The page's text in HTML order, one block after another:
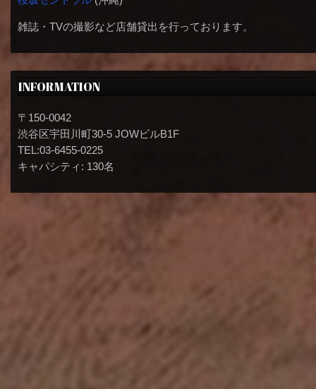
雑誌・TVの撮影など店舗貸出を行っております。
INFORMATION
〒150-0042
渋谷区宇田川町30-5 JOWビルB1F
TEL:03-6455-0225
キャパシティ: 130名